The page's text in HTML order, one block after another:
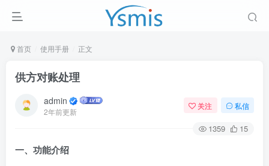
首页 使用手册 正文
供方对账处理
admin
2年前更新
关注 私信
1359 15
一、功能介绍